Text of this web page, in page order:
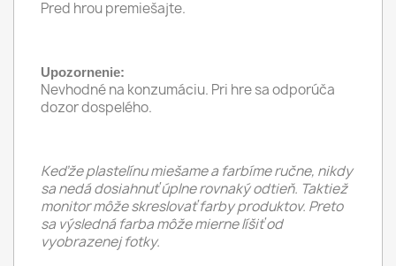
Pred hrou premiešajte.
Upozornenie:
Nevhodné na konzumáciu. Pri hre sa odporúča
dozor dospelého.
Keďže plastelínu miešame a farbíme ručne, nikdy
sa nedá dosiahnuť úplne rovnaký odtieň. Taktiež
monitor môže skreslovať farby produktov. Preto
sa výsledná farba môže mierne líšiť od
vyobrazenej fotky.